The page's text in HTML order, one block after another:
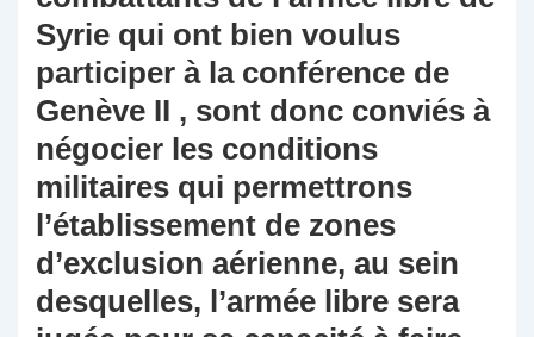
Syrie qui ont bien voulus
participer à la conférence de
Genève II , sont donc conviés à
négocier les conditions
militaires qui permettrons
l’établissement de zones
d’exclusion aérienne, au sein
desquelles, l’armée libre sera